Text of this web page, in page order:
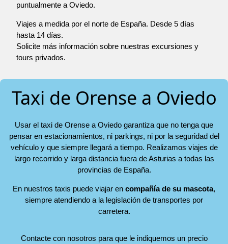
puntualmente a Oviedo.
Viajes a medida por el norte de España. Desde 5 días
hasta 14 días.
Solicite más información sobre nuestras excursiones y
tours privados.
Taxi de Orense a Oviedo
Usar el taxi de Orense a Oviedo garantiza que no tenga que
pensar en estacionamientos, ni parkings, ni por la seguridad del
vehículo y que siempre llegará a tiempo. Realizamos viajes de
largo recorrido y larga distancia fuera de Asturias a todas las
provincias de España.
En nuestros taxis puede viajar en compañía de su mascota,
siempre atendiendo a la legislación de transportes por
carretera.
Contacte con nosotros para que le indiquemos un precio